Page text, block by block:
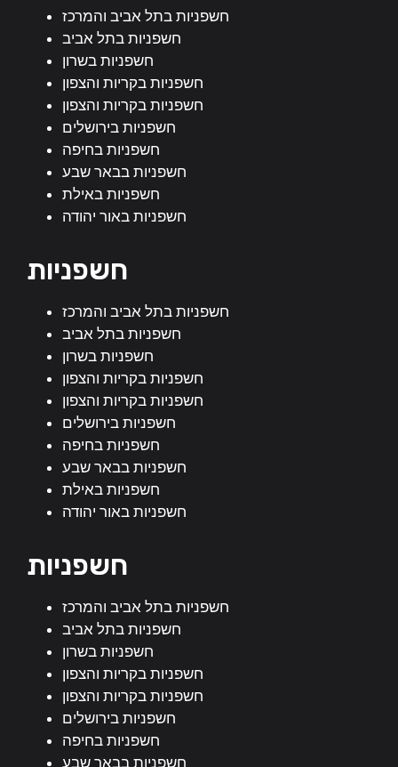
חשפניות בתל אביב והמרכז
חשפניות בתל אביב
חשפניות בשרון
חשפניות בקריות והצפון
חשפניות בקריות והצפון
חשפניות בירושלים
חשפניות בחיפה
חשפניות בבאר שבע
חשפניות באילת
חשפניות באור יהודה
חשפניות
חשפניות בתל אביב והמרכז
חשפניות בתל אביב
חשפניות בשרון
חשפניות בקריות והצפון
חשפניות בקריות והצפון
חשפניות בירושלים
חשפניות בחיפה
חשפניות בבאר שבע
חשפניות באילת
חשפניות באור יהודה
חשפניות
חשפניות בתל אביב והמרכז
חשפניות בתל אביב
חשפניות בשרון
חשפניות בקריות והצפון
חשפניות בקריות והצפון
חשפניות בירושלים
חשפניות בחיפה
חשפניות בבאר שבע